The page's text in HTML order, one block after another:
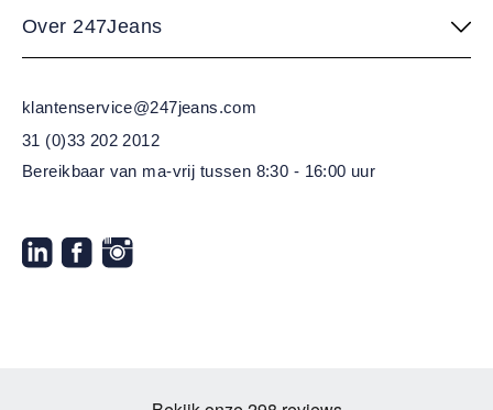
Over 247Jeans
klantenservice@247jeans.com
31 (0)33 202 2012
Bereikbaar van ma-vrij tussen 8:30 - 16:00 uur